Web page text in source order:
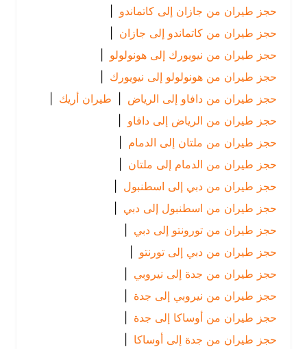
حجز طيران من جازان إلى كاتماندو |
حجز طيران من كاتماندو إلى جازان
|
حجز طيران من نيويورك إلى هونولولو |
حجز طيران من هونولولو إلى نيويورك |
حجز طيران من دافاو إلى الرياض
| طيران أريك
|
حجز طيران من الرياض إلى دافاو
|
حجز طيران من ملتان إلى الدمام
|
حجز طيران من الدمام إلى ملتان |
حجز طيران من دبي إلى اسطنبول |
حجز طيران من اسطنبول إلى دبي |
حجز طيران من تورونتو إلى دبي |
حجز طيران من دبي إلى تورنتو |
حجز طيران من جدة إلى نيروبي |
حجز طيران من نيروبي إلى جدة
حجز طيران من أوساكا إلى جدة
حجز طيران من جدة إلى أوساكا |